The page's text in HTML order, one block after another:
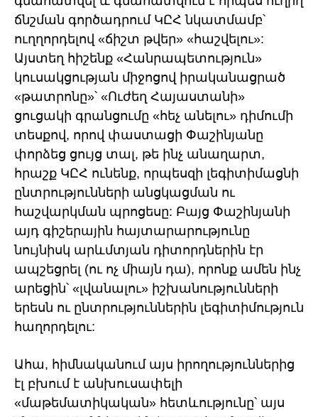
ճնշման գործադրում ԿԸՀ նկատմամբ՝
ուղղորդելով «ճիշտ թվեր» «հաշվելու»:
Այստեղ հիշենք «Հանրապետություն»
կուսակցության միջոցով իրականացրած
«թատրոնը»՝ «Ուժեղ Հայաստանի»
ցուցակի գրանցումը «հեչ անելու» դիմումի
տեսքով, որով փաստացի Փաշինյանը
փորձեց ցույց տալ, թե ինչ անաղարտ,
հրաշք ԿԸՀ ունենք, որպեսզի լեգիտիմացնի
ընտրությունների անցկացման ու
հաշվարկման պրոցեսը: Բայց Փաշինյանի
այդ գիշերային հայտարարությունը
նույնիսկ արևմտյան դիտորդներին էր
ապշեցրել (ու ոչ միայն դա), որոնք ամեն ինչ
արեցին՝ «լվանալու» իշխանությունների
երեսն ու ընտրություններին լեգիտիմություն
հաղորդելու:
Ահա, հիմնականում այս իրողություններից
էլ բխում է անխուսափելի
«մաթեմատիկական» հետևությունը՝ այս